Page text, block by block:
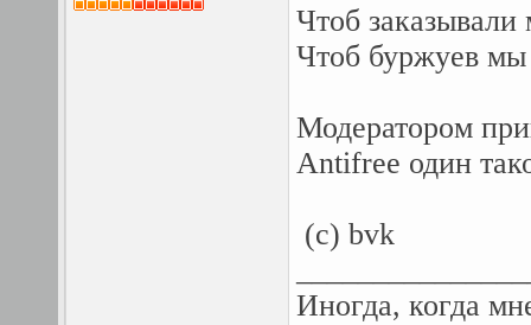
Чтоб
Чтоб буржуев мы
Модератором
Аntifree один
(с) bvk
Иногда, когда